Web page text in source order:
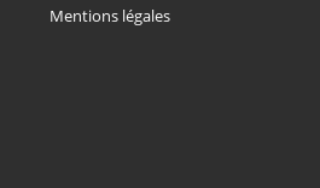
Mentions légales